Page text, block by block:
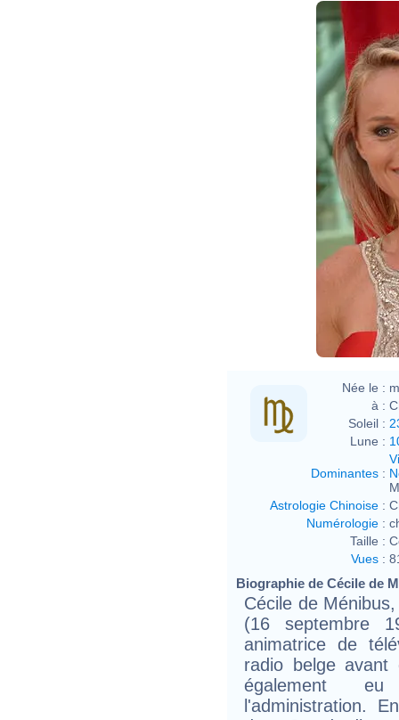
Née le :
à :
Soleil :
Lune :
Dominantes :
Astrologie Chinoise :
Numérologie :
Taille :
Vues :
Biographie de Cécile de
Cécile de
(16 septembre
animatrice de
radio belge
également
l'administration.